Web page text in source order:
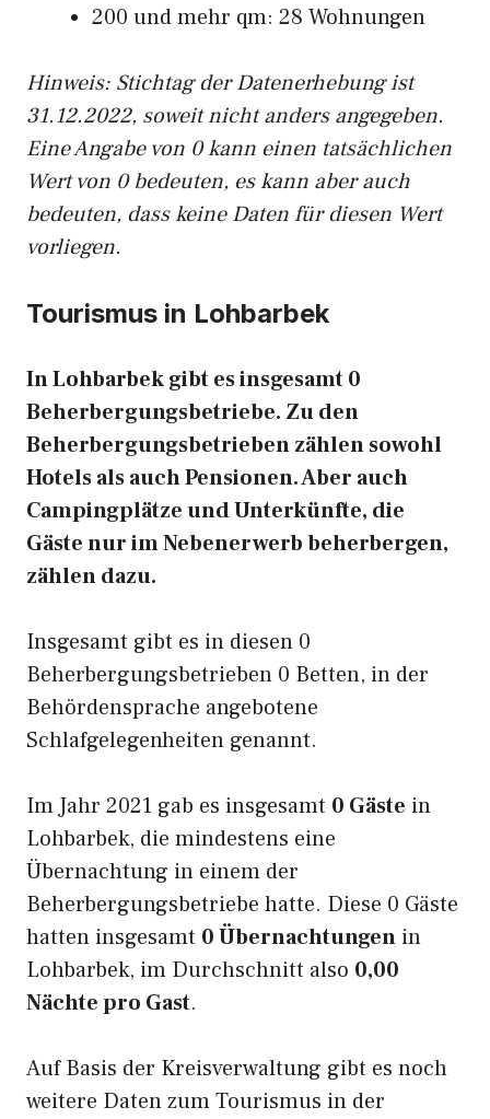
200 und mehr qm: 28 Wohnungen
Hinweis: Stichtag der Datenerhebung ist
31.12.2022, soweit nicht anders angegeben.
Eine Angabe von 0 kann einen tatsächlichen
Wert von 0 bedeuten, es kann aber auch
bedeuten, dass keine Daten für diesen Wert
vorliegen.
Tourismus in Lohbarbek
In Lohbarbek gibt es insgesamt 0
Beherbergungsbetriebe. Zu den
Beherbergungsbetrieben zählen sowohl
Hotels als auch Pensionen. Aber auch
Campingplätze und Unterkünfte, die
Gäste nur im Nebenerwerb beherbergen,
zählen dazu.
Insgesamt gibt es in diesen 0
Beherbergungsbetrieben 0 Betten, in der
Behördensprache angebotene
Schlafgelegenheiten genannt.
Im Jahr 2021 gab es insgesamt 0 Gäste in
Lohbarbek, die mindestens eine
Übernachtung in einem der
Beherbergungsbetriebe hatte. Diese 0 Gäste
hatten insgesamt 0 Übernachtungen in
Lohbarbek, im Durchschnitt also 0,00
Nächte pro Gast.
Auf Basis der Kreisverwaltung gibt es noch
weitere Daten zum Tourismus in der